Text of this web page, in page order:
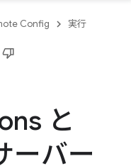
Config 実行
と
ーバー